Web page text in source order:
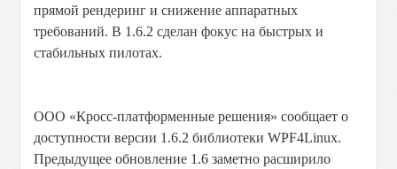
прямой рендеринг и снижение аппаратных
требований. В 1.6.2 сделан фокус на быстрых и
стабильных пилотах.
ООО «Кросс-платформенные решения» сообщает о
доступности версии 1.6.2 библиотеки WPF4Linux.
Предыдущее обновление 1.6 заметно расширило